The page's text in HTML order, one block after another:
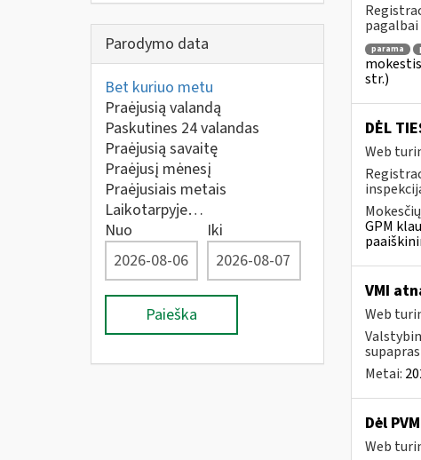
Parodymo data
Bet kuriuo metu
Praėjusią valandą
Paskutines 24 valandas
Praėjusią savaitę
Praėjusį mėnesį
Praėjusiais metais
Laikotarpyje…
Nuo
Iki
Paieška
pagalbai
parama
str.)
DĖL
Web
GPM
VMI
Web
Metai:
Dėl
Web